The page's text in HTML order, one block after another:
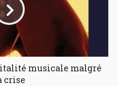
musicale malgré
crise